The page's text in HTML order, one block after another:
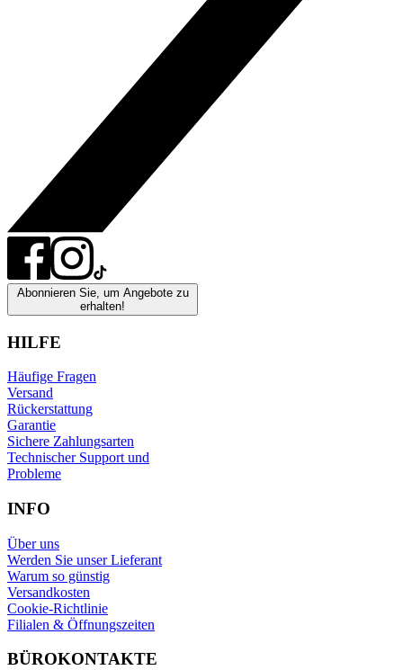
Abonnieren Sie, um Angebote zu
erhalten!
HILFE
Häufige Fragen
Versand
Rückerstattung
Garantie
Sichere Zahlungsarten
Technischer Support und
Probleme
INFO
Über uns
Werden Sie unser Lieferant
Warum so günstig
Versandkosten
Cookie-Richtlinie
Filialen & Öffnungszeiten
BÜROKONTAKTE